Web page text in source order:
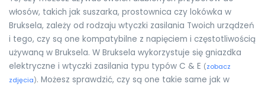
włosów, takich jak suszarka, prostownica czy lokówka w
Bruksela, zależy od rodzaju wtyczki zasilania Twoich urządzeń
i tego, czy są one kompatybilne z napięciem i częstotliwością
używaną w Bruksela. W Bruksela wykorzystuje się gniazdka
elektryczne i wtyczki zasilania typu typów C & E (zobacz
zdjęcia). Możesz sprawdzić, czy są one takie same jak w